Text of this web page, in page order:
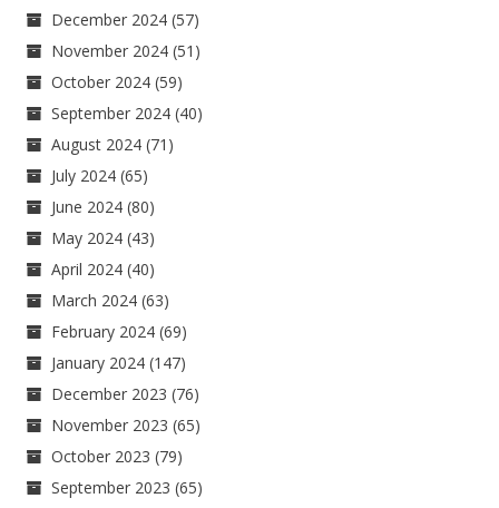
December 2024 (57)
November 2024 (51)
October 2024 (59)
September 2024 (40)
August 2024 (71)
July 2024 (65)
June 2024 (80)
May 2024 (43)
April 2024 (40)
March 2024 (63)
February 2024 (69)
January 2024 (147)
December 2023 (76)
November 2023 (65)
October 2023 (79)
September 2023 (65)